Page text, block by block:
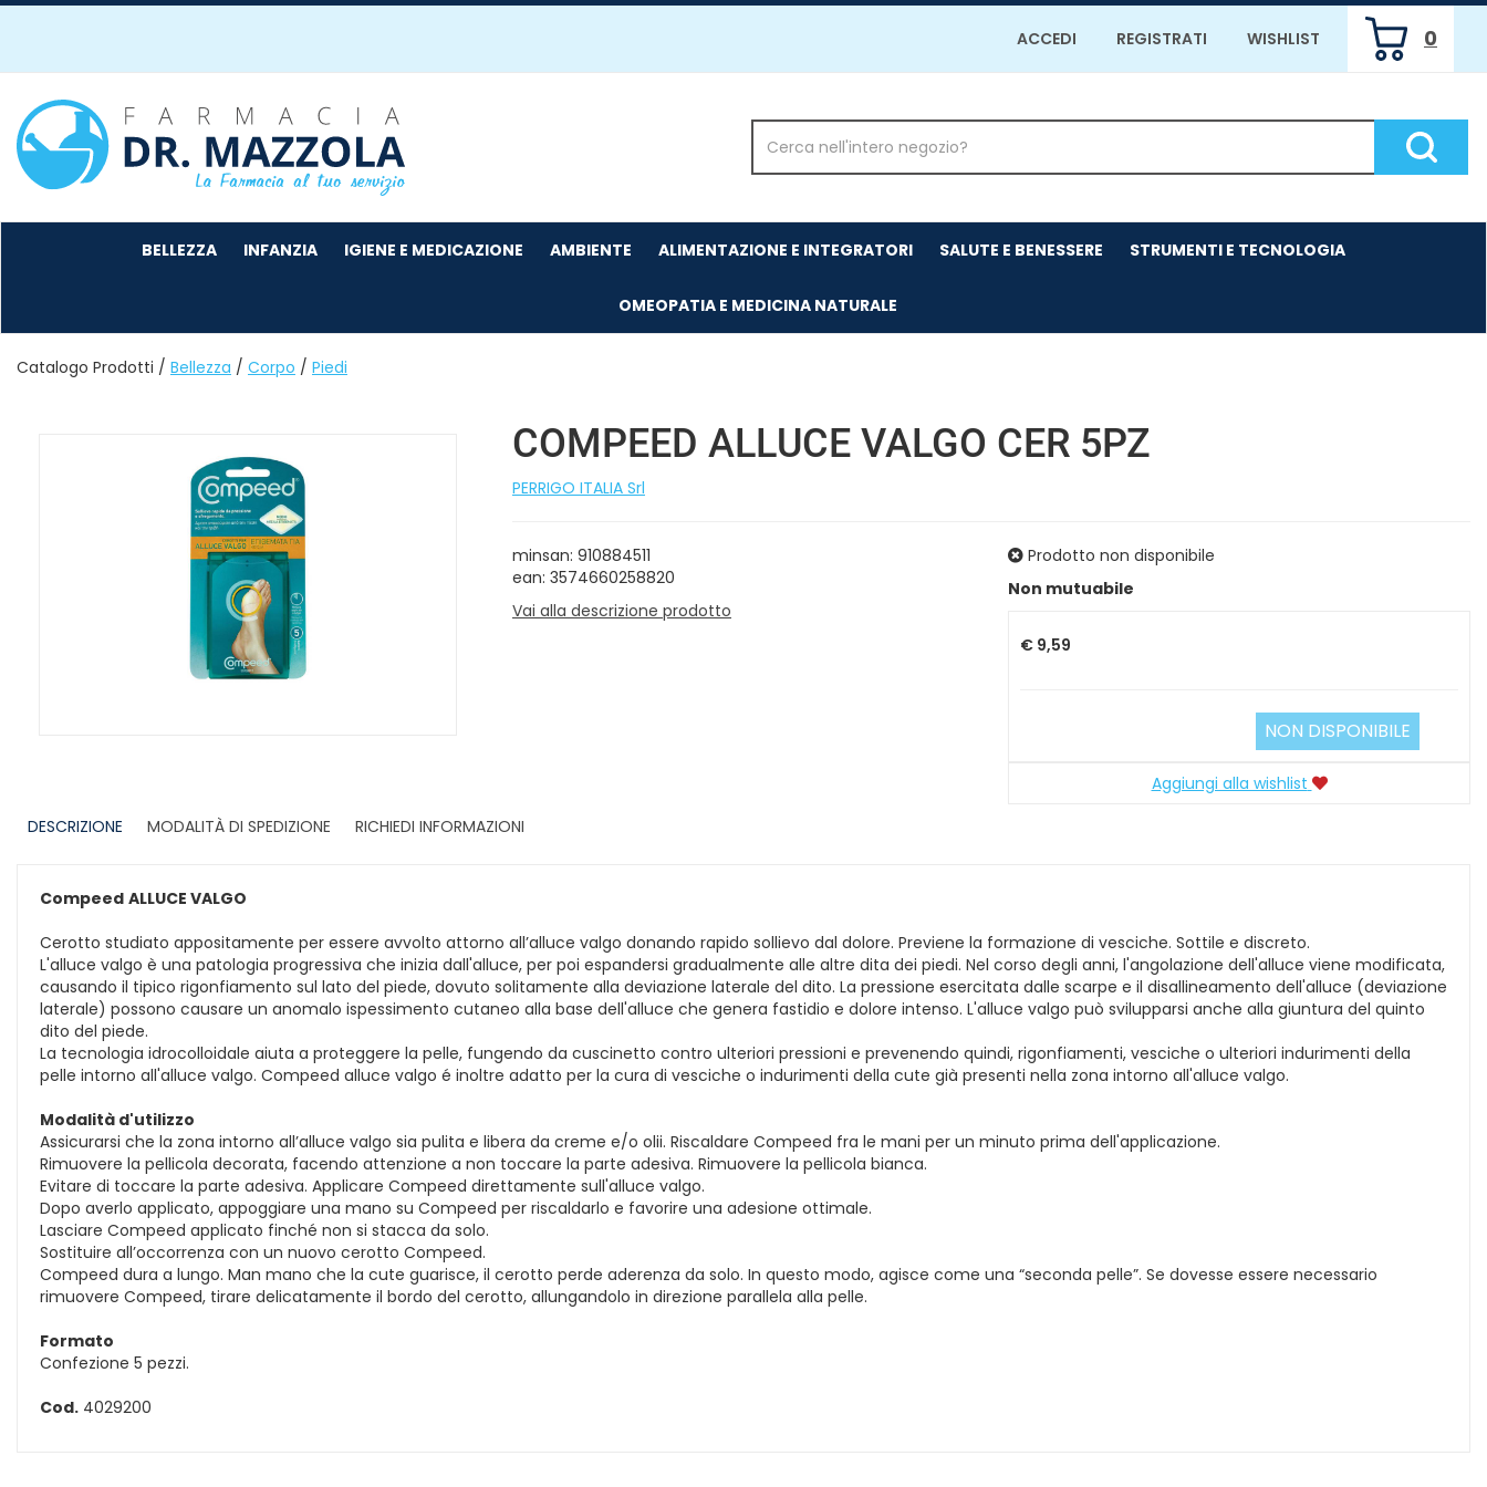
Passa
principale
ACCEDI REGISTRATI WISHLIST 0
ARTICOLI
INSERITI
Farmacia
Mazzola
Prodotto
Cerca
BELLEZZA INFANZIA IGIENE E MEDICAZIONE AMBIENTE ALIMENTAZIONE E INTEGRATORI SALUTE E BENESSERE STRUMENTI E TECNOLOGIA
OMEOPATIA E MEDICINA NATURALE
Catalogo Prodotti / Bellezza / Corpo / Piedi
COMPEED ALLUCE VALGO CER 5PZ
PERRIGO ITALIA Srl
minsan: 910884511
ean: 3574660258820
Vai alla descrizione prodotto
Prodotto non disponibile
Non mutuabile
Prezzo
€ 9,59
NON DISPONIBILE
Aggiungi alla wishlist
DESCRIZIONE
MODALITÀ DI SPEDIZIONE RICHIEDI INFORMAZIONI
Compeed ALLUCE VALGO
Cerotto studiato appositamente per essere avvolto attorno all’alluce valgo donando rapido sollievo dal dolore. Previene la formazione di vesciche. Sottile e discreto.
L'alluce valgo è una patologia progressiva che inizia dall'alluce, per poi espandersi gradualmente alle altre dita dei piedi. Nel corso degli anni, l'angolazione dell'alluce viene modificata,
causando il tipico rigonfiamento sul lato del piede, dovuto solitamente alla deviazione laterale del dito. La pressione esercitata dalle scarpe e il disallineamento dell'alluce (deviazione
laterale) possono causare un anomalo ispessimento cutaneo alla base dell'alluce che genera fastidio e dolore intenso. L'alluce valgo può svilupparsi anche alla giuntura del quinto
dito del piede.
La tecnologia idrocolloidale aiuta a proteggere la pelle, fungendo da cuscinetto contro ulteriori pressioni e prevenendo quindi, rigonfiamenti, vesciche o ulteriori indurimenti della
pelle intorno all'alluce valgo. Compeed alluce valgo é inoltre adatto per la cura di vesciche o indurimenti della cute già presenti nella zona intorno all'alluce valgo.
Modalità d'utilizzo
Assicurarsi che la zona intorno all’alluce valgo sia pulita e libera da creme e/o olii. Riscaldare Compeed fra le mani per un minuto prima dell'applicazione.
Rimuovere la pellicola decorata, facendo attenzione a non toccare la parte adesiva. Rimuovere la pellicola bianca.
Evitare di toccare la parte adesiva. Applicare Compeed direttamente sull'alluce valgo.
Dopo averlo applicato, appoggiare una mano su Compeed per riscaldarlo e favorire una adesione ottimale.
Lasciare Compeed applicato finché non si stacca da solo.
Sostituire all’occorrenza con un nuovo cerotto Compeed.
Compeed dura a lungo. Man mano che la cute guarisce, il cerotto perde aderenza da solo. In questo modo, agisce come una “seconda pelle”. Se dovesse essere necessario
rimuovere Compeed, tirare delicatamente il bordo del cerotto, allungandolo in direzione parallela alla pelle.
Formato
Confezione 5 pezzi.
Cod. 4029200